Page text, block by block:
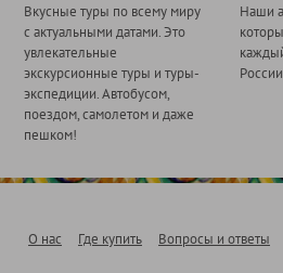
Вкусные туры по всему миру
с актуальными датами. Это
увлекательные
экскурсионные туры и туры-
экспедиции. Автобусом,
поездом, самолетом и даже
пешком!
Наши
О нас Где купить Вопросы и ответы